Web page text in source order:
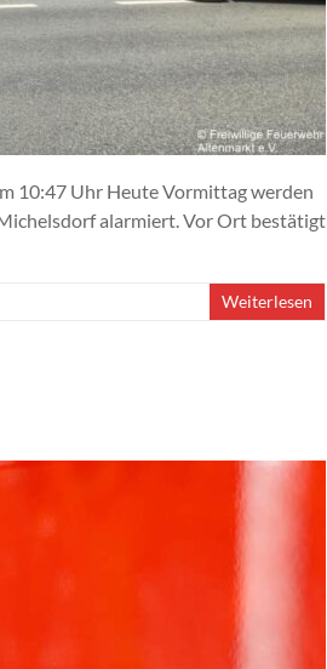
10:47 Uhr Heute Vormittag werden
alarmiert. Vor Ort bestätigt
Weiterlesen